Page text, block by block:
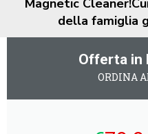
della famiglia
Offerta in
ORDINA